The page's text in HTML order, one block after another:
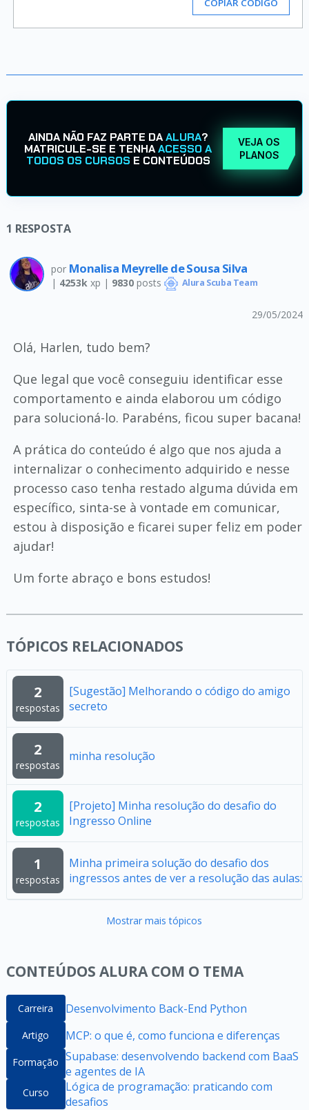
COPIAR CÓDIGO
AINDA NÃO FAZ PARTE DAALURA?
MATRICULE-SE E TENHAACESSO A
TODOS OS CURSOS E CONTEÚDOS
VEJA OS
PLANOS
1 RESPOSTA
por Monalisa Meyrelle de Sousa Silva
| 4253k xp | 9830posts Alura Scuba Team
29/05/2024
Olá, Harlen, tudo bem?
Que legal que você conseguiu identificar esse
comportamento e ainda elaborou um código
para solucioná-lo. Parabéns, ficou super bacana!
A prática do conteúdo é algo que nos ajuda a
internalizar o conhecimento adquirido e nesse
processo caso tenha restado alguma dúvida em
específico, sinta-se à vontade em comunicar,
estou à disposição e ficarei super feliz em poder
ajudar!
Um forte abraço e bons estudos!
TÓPICOS RELACIONADOS
2
respostas
[Sugestão] Melhorando o código do amigo
secreto
2
respostas
minha resolução
2
respostas
[Projeto] Minha resolução do desafio do
Ingresso Online
1
respostas
Minha primeira solução do desafio dos
ingressos antes de ver a resolução das aulas:
Mostrar mais tópicos
CONTEÚDOS ALURA COM O TEMA
Carreira Desenvolvimento Back-End Python
Artigo MCP: o que é, como funciona e diferenças
Formação Supabase: desenvolvendo backend com BaaS
e agentes de IA
Curso
Lógica de programação: praticando com
desafios